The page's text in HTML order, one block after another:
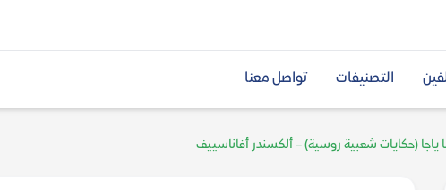
التصنيفات تواصل معنا
ياجا (حكايات شعبية روسية) – ألكسندر أفاناسييف